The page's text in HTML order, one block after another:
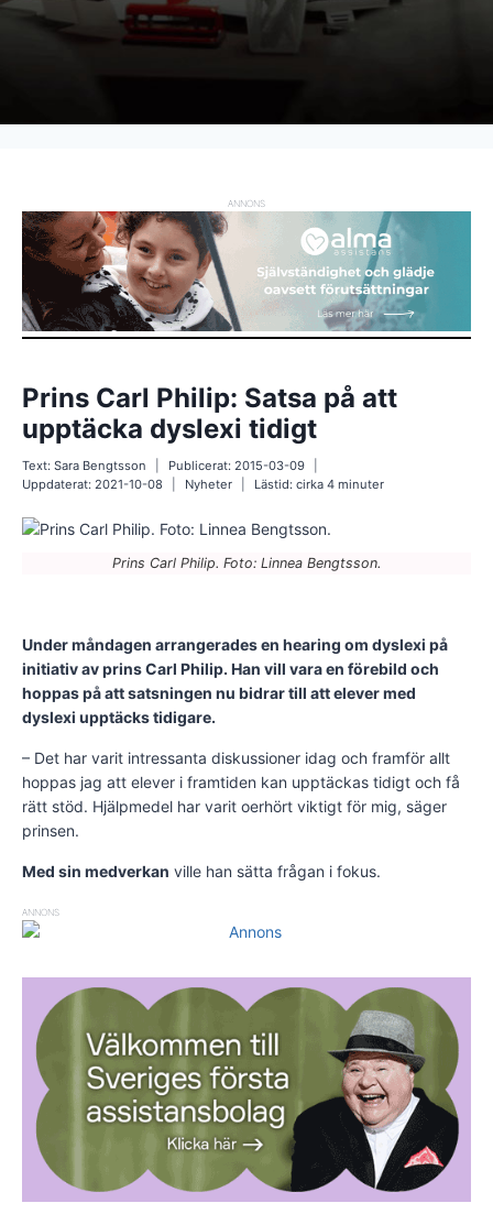
ANNONS
Prins Carl Philip: Satsa på att
upptäcka dyslexi tidigt
Text: Sara Bengtsson Publicerat: 2015-03-09
Uppdaterat: 2021-10-08 Nyheter Lästid: cirka4minuter
Prins Carl Philip. Foto: Linnea Bengtsson.
Under måndagen arrangerades en hearing om dyslexi på
initiativ av prins Carl Philip. Han vill vara en förebild och
hoppas på att satsningen nu bidrar till att elever med
dyslexi upptäcks tidigare.
– Det har varit intressanta diskussioner idag och framför allt
hoppas jag att elever i framtiden kan upptäckas tidigt och få
rätt stöd. Hjälpmedel har varit oerhört viktigt för mig, säger
prinsen.
Med sin medverkan ville han sätta frågan i fokus.
ANNONS